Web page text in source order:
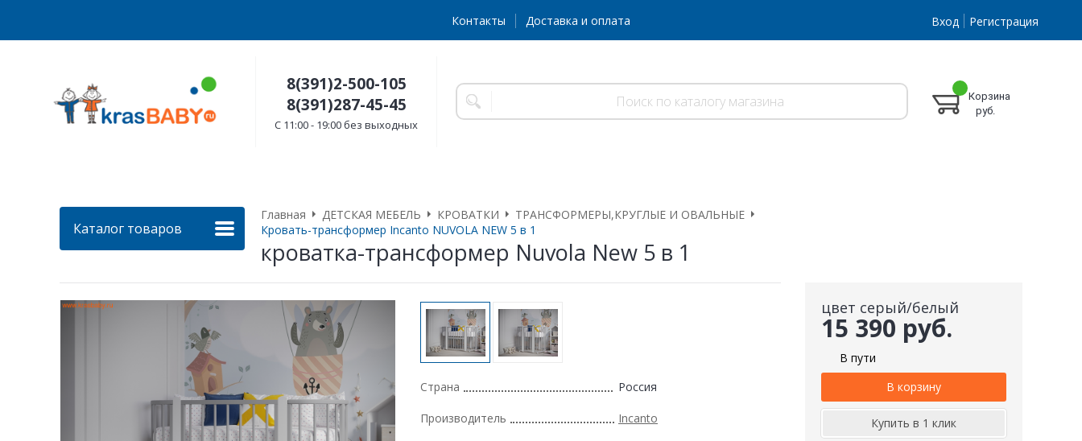
Контакты Доставка и оплата Вход Регистрация
8(391)2-500-105
8(391)287-45-45
C 11:00 - 19:00 без выходных
Корзина
руб.
Каталог товаров
Главная ДЕТСКАЯ МЕБЕЛЬ КРОВАТКИ
ТРАНСФОРМЕРЫ,КРУГЛЫЕ И ОВАЛЬНЫЕ
Кровать-трансформер Incanto NUVOLA NEW 5 в 1
кроватка-трансформер Nuvola New 5 в 1
цвет серый/белый
15 390 руб.
В пути
Страна Россия
Производитель Incanto